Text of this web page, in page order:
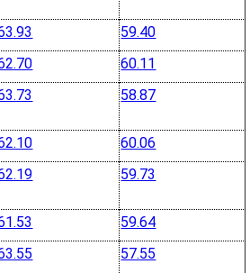
59.40
60.11
58.87
60.06
59.73
59.64
57.55